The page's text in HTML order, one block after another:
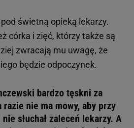
świetną opieką lekarzy.
córka i zięć, którzy także są
zwracają mu uwagę, że
będzie odpoczynek.
bardzo tęskni za
nie ma mowy, aby przy
słuchał zaleceń lekarzy. A